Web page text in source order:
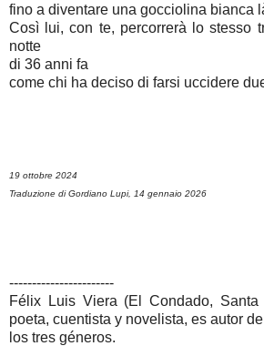
fino a diventare una gocciolina bianca
Così lui, con te, percorrerà lo stesso
notte
di 36 anni fa
come chi ha deciso di farsi uccidere
19 ottobre 2024
Traduzione di Gordiano Lupi, 14 gennaio 2026
-----------------------
Félix Luis Viera (El Condado, Santa
poeta, cuentista y novelista, es autor
los tres géneros.